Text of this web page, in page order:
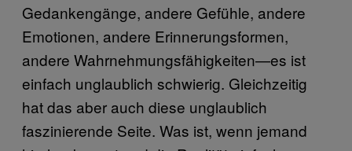
Gedankengänge, andere Gefühle, andere
Emotionen, andere Erinnerungsformen,
andere Wahrnehmungsfähigkeiten—es ist
einfach unglaublich schwierig. Gleichzeitig
hat das aber auch diese unglaublich
faszinierende Seite. Was ist, wenn jemand